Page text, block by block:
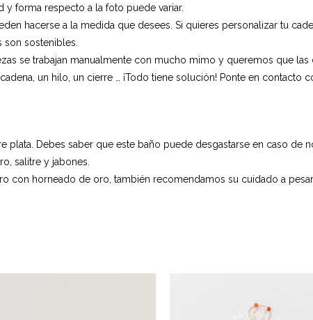
y forma respecto a la foto puede variar.
hacerse a la medida que desees. Si quieres personalizar tu
son sostenibles.
se trabajan manualmente con mucho mimo y queremos que
un hilo, un cierre … ¡Todo tiene solución! Ponte en contacto
plata. Debes saber que este baño puede desgastarse en caso de
salitre y jabones.
con horneado de oro, también recomendamos su cuidado a